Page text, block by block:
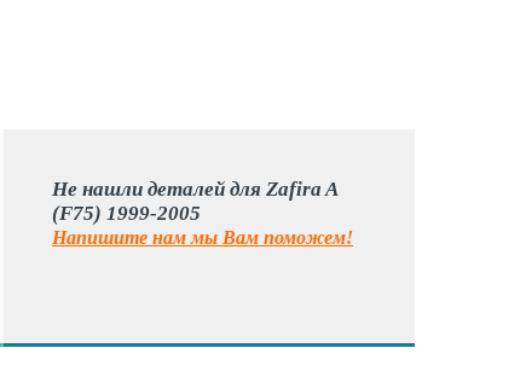
Не нашли деталей для Zafira A
(F75) 1999-2005
Напишите нам мы Вам поможем!